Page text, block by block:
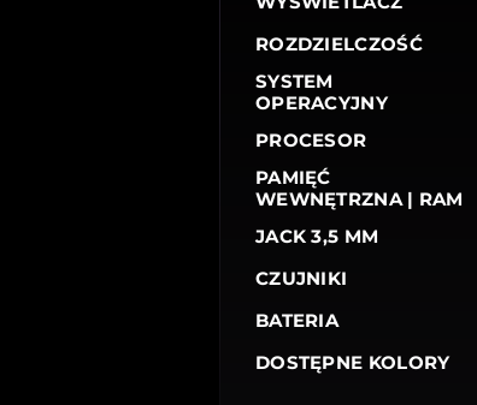
ROZDZIELCZOŚĆ
SYSTEM
OPERACYJNY
PROCESOR
PAMIĘĆ
WEWNĘTRZNA | RAM
JACK 3,5 MM
CZUJNIKI
BATERIA
DOSTĘPNE KOLORY